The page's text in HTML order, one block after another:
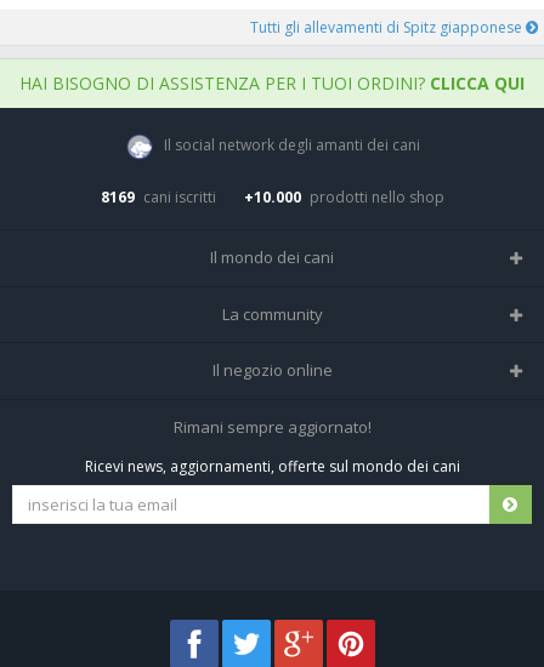
Tutti gli allevamenti di Spitz giapponese
HAI BISOGNO DI ASSISTENZA PER I TUOI ORDINI? CLICCA QUI
Il social network degli amanti dei cani
8169 cani iscritti +10.000 prodotti nello shop
Il mondo dei cani
Tutte le razze
La community
Home
Tutti i cani iscritti
Il negozio online
Negozio per cani
Spedizioni e resi
Rimani sempre aggiornato!
Ricevi news, aggiornamenti, offerte sul mondo dei cani